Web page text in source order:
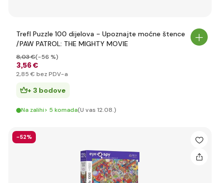
Trefl Puzzle 100 dijelova - Upoznajte moćne štence
/PAW PATROL: THE MIGHTY MOVIE
3,56 €
8,03 €(-56 %)
2,85 € bez PDV-a
+ 3 bodove
Na zalihi> 5 komada(U vas 12.08.)
-52%